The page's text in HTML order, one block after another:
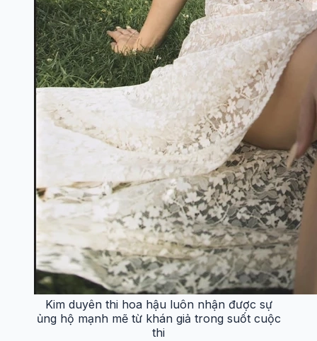
Kim duyên thi hoa hậu luôn nhận được sự
ủng hộ mạnh mẽ từ khán giả trong suốt cuộc
thi